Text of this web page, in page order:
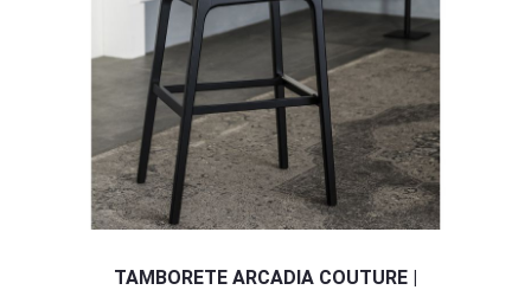
TAMBORETE ARCADIA COUTURE |